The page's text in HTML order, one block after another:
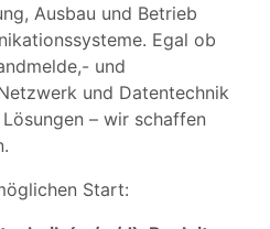
Ausbau und Betrieb
Egal ob
und
und Datentechnik
– wir schaffen
Start: